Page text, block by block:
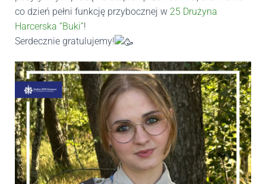
co dzień pełni funkcję przybocznej w 25 Drużyna
Harcerska “Buki”!
Serdecznie gratulujemy!